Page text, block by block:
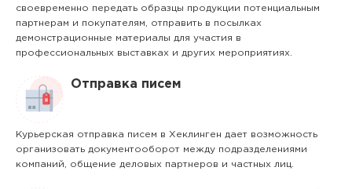
своевременно передать образцы продукции потенциальным
партнерам и покупателям, отправить в посылках
демонстрационные материалы для участия в
профессиональных выставках и других мероприятиях.
Отправка писем
Курьерская отправка писем в Хеклинген дает возможность
организовать документооборот между подразделениями
компаний, общение деловых партнеров и частных лиц.